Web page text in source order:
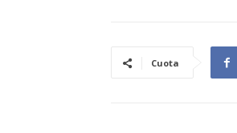
Cuota